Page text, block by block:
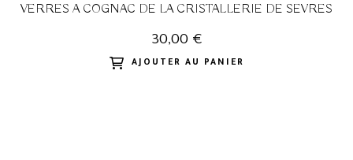
VERRES A COGNAC DE LA CRISTALLERIE DE SEVRES
30,00 €
AJOUTER AU PANIER